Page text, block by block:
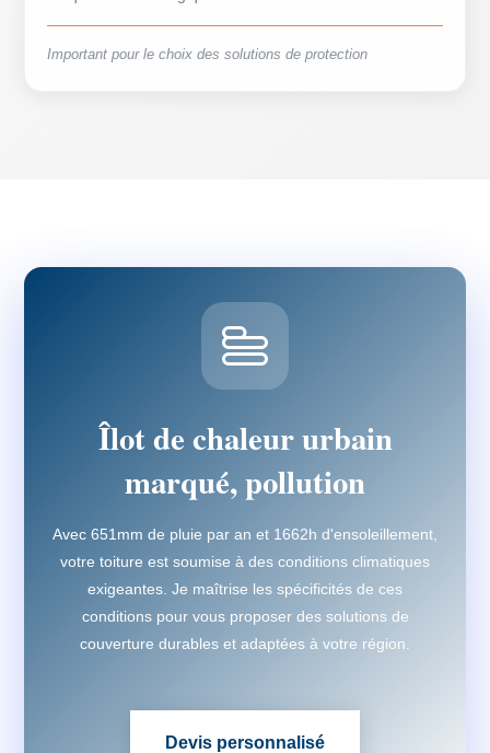
Important pour le choix des solutions de protection
Îlot de chaleur urbain
marqué, pollution
Avec 651mm de pluie par an et 1662h d'ensoleillement,
votre toiture est soumise à des conditions climatiques
exigeantes. Je maîtrise les spécificités de ces
conditions pour vous proposer des solutions de
couverture durables et adaptées à votre région.
Devis personnalisé